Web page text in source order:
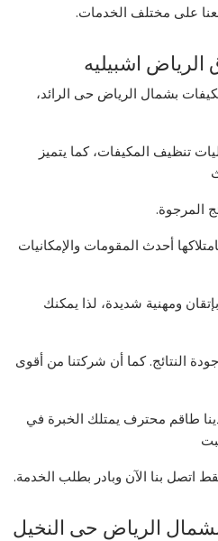
معنا على مختلف الخدمات.
اشبيليه
بشمال الرياض حى الرائد،
تنظيف المكيفات، كما يتميز
المرجوة.
أحدث المقومات والإمكانيات
ومهنية شديدة، لذا يمكنك
النتائج. كما أن شركتنا من أقوى
طاقم محترف يمتلك الخبرة في
بنا الآن وبادر بطلب الخدمة.
الرياض حى النخيل